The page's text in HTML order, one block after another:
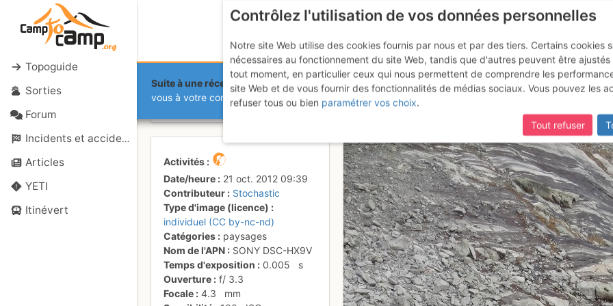
Topoguide
Sorties
Forum
Incidents et accidents
Articles
YETI
Itinévert
Suite à une récente et importante mise à jour du site,si certaines pages ne sont plus accessibles,
vous à votre compte sur le site.
Sur le bas du grand dièdre de la Madier,
Activités
Date/heure
21 oct. 2012 09:39
Contributeur
Stochastic
Type d'image (licence)
individuel (CC by-nc-nd)
Catégories
paysages
Nom de l'APN
SONY DSC-HX9V
Temps d'exposition
0.005
s
Ouverture
f/3.3
Focale
4.3
mm
Contrôlez l'utilisation de vos données personnelles
Notre site Web utilise des cookies fournis par nous et par des tiers. Certains cookies
nécessaires au fonctionnement du site Web, tandis que d'autres peuvent être ajustés
tout moment, en particulier ceux qui nous permettent de comprendre les
site Web et de vous fournir des fonctionnalités de médias sociaux. Vous pouvez les
refuser tous ou bien paramétrer vos choix.
Tout refuser